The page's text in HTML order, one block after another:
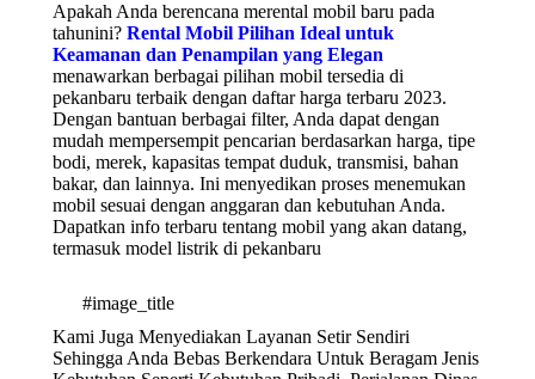
Apakah Anda berencana merental mobil baru pada
tahunini? Rental Mobil Pilihan Ideal untuk
Keamanan dan Penampilan yang Elegan
menawarkan berbagai pilihan mobil tersedia di
pekanbaru terbaik dengan daftar harga terbaru 2023.
Dengan bantuan berbagai filter, Anda dapat dengan
mudah mempersempit pencarian berdasarkan harga, tipe
bodi, merek, kapasitas tempat duduk, transmisi, bahan
bakar, dan lainnya. Ini menyedikan proses menemukan
mobil sesuai dengan anggaran dan kebutuhan Anda.
Dapatkan info terbaru tentang mobil yang akan datang,
termasuk model listrik di pekanbaru
#image_title
Kami Juga Menyediakan Layanan Setir Sendiri
Sehingga Anda Bebas Berkendara Untuk Beragam Jenis